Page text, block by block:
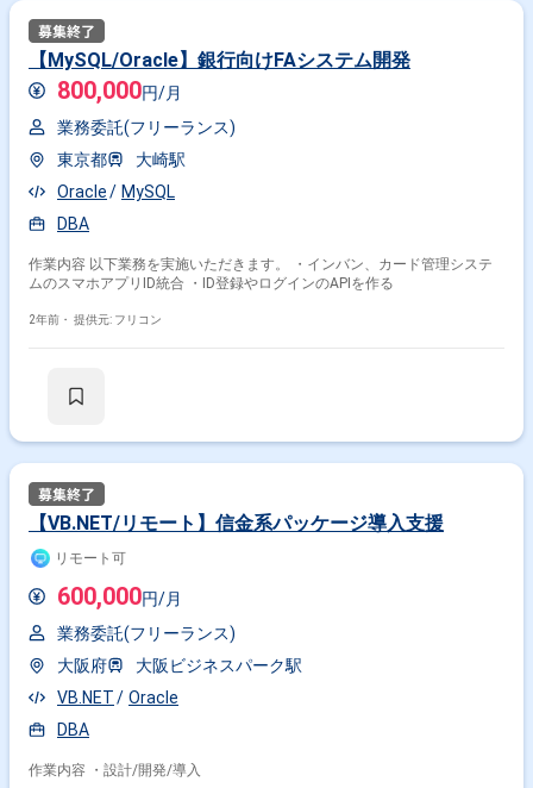
【MySQL/Oracle】銀行向けFAシステム開発
800,000円/月
業務委託(フリーランス)
東京都
大崎駅
Oracle
MySQL
DBA
作業内容 以下業務を実施いただきます。 ・インバン、カード管理システ
ムのスマホアプリID統合 ・ID登録やログインのAPIを作る
2年前・ 提供元: フリコン
【VB.NET/リモート】信金系パッケージ導入支援
リモート可
600,000円/月
業務委託(フリーランス)
大阪府
大阪ビジネスパーク駅
VB.NET
Oracle
DBA
作業内容 ・設計/開発/導入